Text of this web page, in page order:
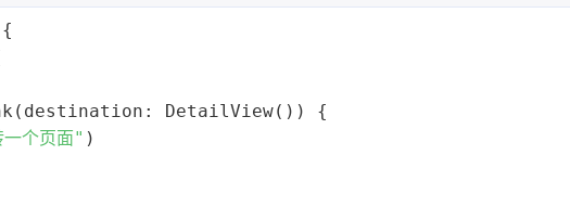
{
(destination: DetailView()) {
个页面" )